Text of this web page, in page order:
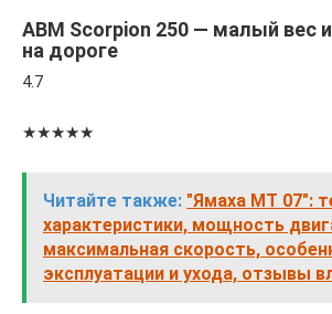
ABM Scorpion 250 — малый вес
на дороге
4.7
★★★★★
Читайте также: "Ямаха МТ 07":
характеристики, мощность
максимальная скорость,
эксплуатации и ухода, отзывы